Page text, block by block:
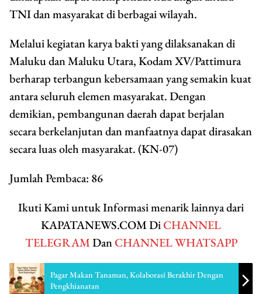
TNI dan masyarakat di berbagai wilayah.
Melalui kegiatan karya bakti yang dilaksanakan di
Maluku dan Maluku Utara, Kodam XV/Pattimura
berharap terbangun kebersamaan yang semakin kuat
antara seluruh elemen masyarakat. Dengan
demikian, pembangunan daerah dapat berjalan
secara berkelanjutan dan manfaatnya dapat dirasakan
secara luas oleh masyarakat. (KN-07)
Jumlah Pembaca: 86
Ikuti Kami untuk Informasi menarik lainnya dari
KAPATANEWS.COM DiCHANNEL
TELEGRAMDanCHANNEL WHATSAPP
Pagar Makan Tanaman, Kolaborasi Berakhir Dengan
Pengkhianatan